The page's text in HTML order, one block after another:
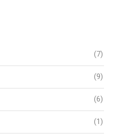
(7)
(9)
(6)
(1)